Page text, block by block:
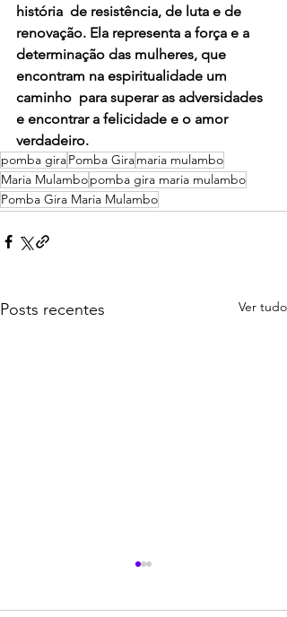
história  de resistência, de luta e de
renovação. Ela representa a força e a
determinação das mulheres, que
encontram na espiritualidade um
caminho  para superar as adversidades
e encontrar a felicidade e o amor
verdadeiro.
pomba giraPomba Giramaria mulambo
Maria Mulambopomba gira maria mulambo
Pomba Gira Maria Mulambo
Posts recentes Ver tudo